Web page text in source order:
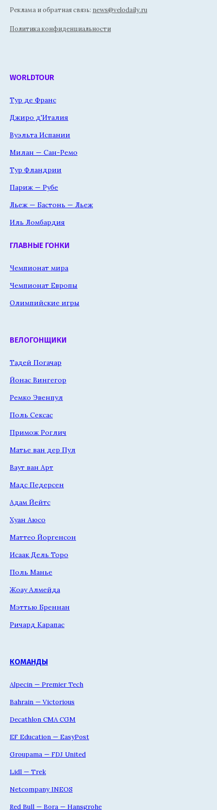
Реклама и обратная связь: news@velodaily.ru
Политика конфиденциальности
WORLDTOUR
Тур де Франс
Джиро д'Италия
Вуэльта Испании
Милан — Сан-Ремо
Тур Фландрии
Париж — Рубе
Льеж — Бастонь — Льеж
Иль Ломбардия
ГЛАВНЫЕ ГОНКИ
Чемпионат мира
Чемпионат Европы
Олимпийские игры
ВЕЛОГОНЩИКИ
Тадей Погачар
Йонас Вингегор
Ремко Эвенпул
Поль Сексас
Примож Роглич
Матье ван дер Пул
Ваут ван Арт
Мадс Педерсен
Адам Йейтс
Хуан Аюсо
Маттео Йоргенсон
Исаак Дель Торо
Поль Манье
Жоау Алмейда
Мэттью Бреннан
Ричард Карапас
КОМАНДЫ
Alpecin — Premier Tech
Bahrain — Victorious
Decathlon CMA CGM
EF Education — EasyPost
Groupama — FDJ United
Lidl — Trek
Netcompany INEOS
Red Bull — Bora — Hansgrohe